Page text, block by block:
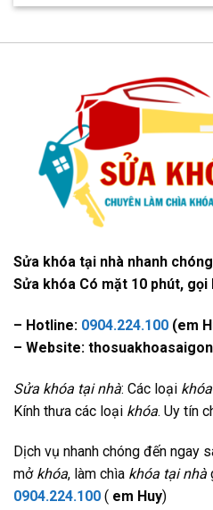
Sửa khóa tại nhà nhanh
Sửa khóa Có mặt 10 phút, gọi
– Hotline: 0904.224.100 (em
– Website:
Sửa khóa tại nhà: Các loại khóa
Kính thưa các loại khóa. Uy tín
Dịch vụ nhanh chóng đến ngay
mở khóa, làm chìa khóa tại nhà
0904.224.100 ( em Huy)